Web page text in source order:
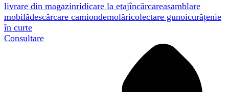
livrare din magazinridicare la etajîncărcareasamblare
mobilădescărcare camiondemolăricolectare gunoicurățenie
în curte
Consultare